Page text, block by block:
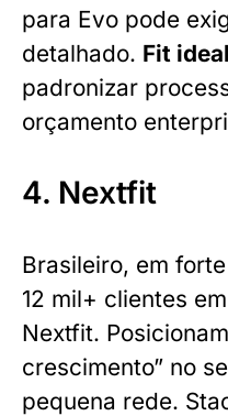
para Evo pode
detalhado. Fit
padronizar
orçamento
4. Nextfit
Brasileiro, em
12 mil+ clientes
Nextfit.
crescimento” no
pequena rede.